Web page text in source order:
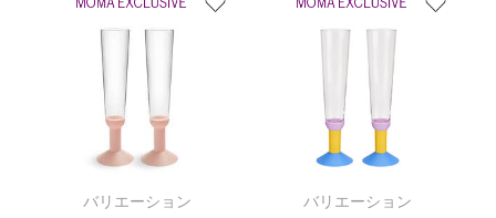
バリエーション
バリエーション